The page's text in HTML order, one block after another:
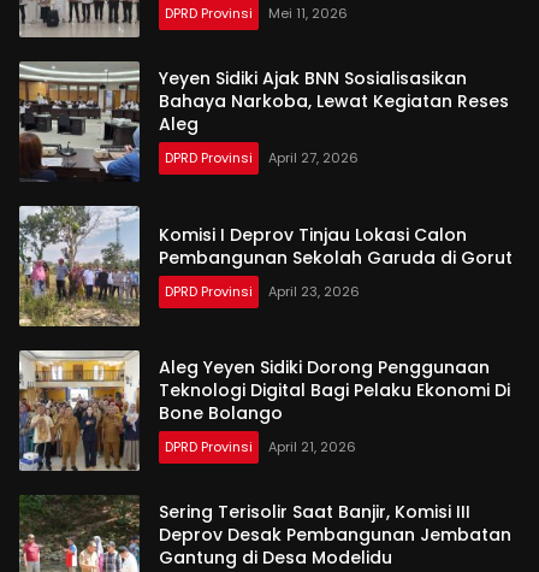
DPRD Provinsi Mei 11, 2026
Yeyen Sidiki Ajak BNN Sosialisasikan
Bahaya Narkoba, Lewat Kegiatan Reses
Aleg
DPRD Provinsi April 27, 2026
Komisi I Deprov Tinjau Lokasi Calon
Pembangunan Sekolah Garuda di Gorut
DPRD Provinsi April 23, 2026
Aleg Yeyen Sidiki Dorong Penggunaan
Teknologi Digital Bagi Pelaku Ekonomi Di
Bone Bolango
DPRD Provinsi April 21, 2026
Sering Terisolir Saat Banjir, Komisi III
Deprov Desak Pembangunan Jembatan
Gantung di Desa Modelidu